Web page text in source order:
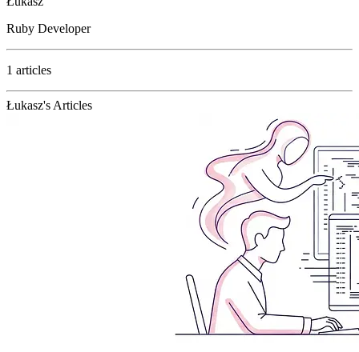
Ruby Developer
1 articles
Łukasz's Articles